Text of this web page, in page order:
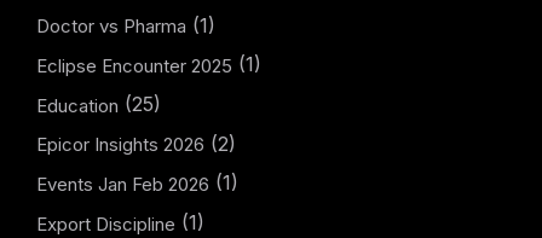
Doctor vs Pharma (1)
Eclipse Encounter 2025 (1)
Education (25)
Epicor Insights 2026 (2)
Events Jan Feb 2026 (1)
Export Discipline (1)